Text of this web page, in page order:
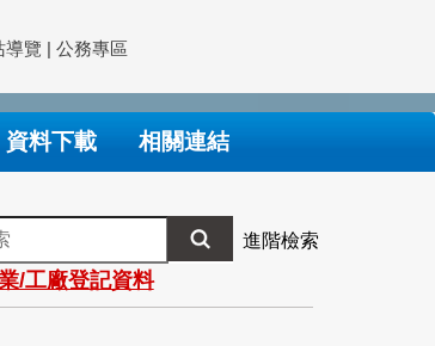
導覽 | 公務專區
資料下載 相關連結
進階檢索
/工廠登記資料